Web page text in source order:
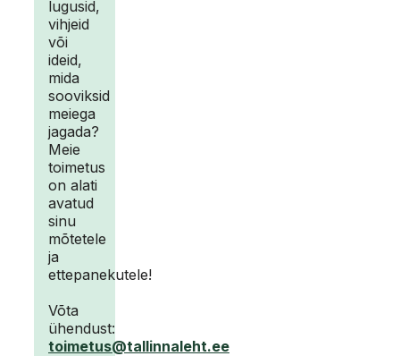
lugusid,
vihjeid
või
ideid,
mida
sooviksid
meiega
jagada?
Meie
toimetus
on alati
avatud
sinu
mõtetele
ja
ettepanekutele!
Võta
ühendust:
toimetus@tallinnaleht.ee